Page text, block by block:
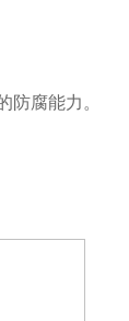
腐能力。